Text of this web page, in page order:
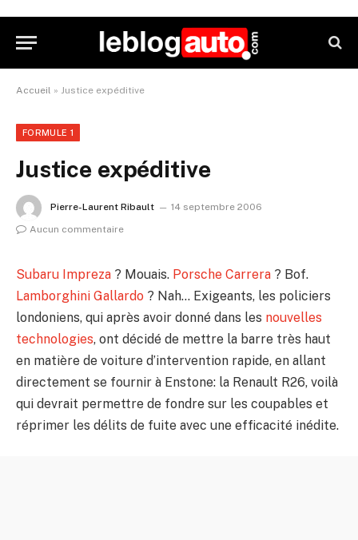
Accueil » Justice expéditive
FORMULE 1
Justice expéditive
Pierre-Laurent Ribault
14 septembre 2006
Aucun commentaire
Subaru Impreza ? Mouais. Porsche Carrera ? Bof.
Lamborghini Gallardo ? Nah… Exigeants, les policiers
londoniens, qui après avoir donné dans les nouvelles
technologies, ont décidé de mettre la barre très haut
en matière de voiture d’intervention rapide, en allant
directement se fournir à Enstone: la Renault R26, voilà
qui devrait permettre de fondre sur les coupables et
réprimer les délits de fuite avec une efficacité inédite.